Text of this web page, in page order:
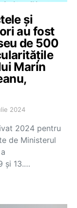
și
au fost
de 500
Marin
2024
2024 pentru
de Ministerul
și 13.…